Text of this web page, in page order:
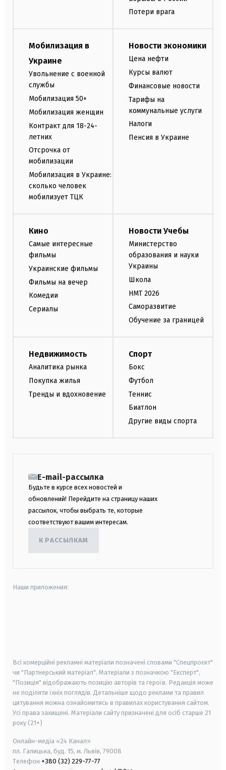
Потери врага
Мобилизация в
Украине
Увольнение с военной
службы
Мобилизация 50+
Мобилизация женщин
Контракт для 18-24-
летних
Отсрочка от
мобилизации
Мобилизация в Украине:
сколько человек
мобилизует ТЦК
Новости экономики
Цена нефти
Курсы валют
Финансовые новости
Тарифы на
коммунальные услуги
Налоги
Пенсия в Украине
Кино
Самые интересные
фильмы
Украинские фильмы
Фильмы на вечер
Комедии
Сериалы
Новости Учебы
Министерство
образования и науки
Украины
Школа
НМТ 2026
Саморазвитие
Обучение за границей
Недвижимость
Аналитика рынка
Покупка жилья
Тренды и вдохновение
Спорт
Бокс
Футбол
Теннис
Биатлон
Другие виды спорта
E-mail-рассылка
Будьте в курсе всех новостей и
обновлений! Перейдите на страницу наших
рассылок, чтобы выбрать те, которые
соответствуют вашим интересам.
К РАССЫЛКАМ
Наши приложения:
Всі комерційні рекламні матеріали позначені словами "Спецпроєкт"
чи "Партнерський матеріал". Матеріали з позначкою "Експерт",
"Позиція" відображають позицію авторів та героїв. Редакція може
не поділяти їхніх поглядів. Детальніше щодо реклами та правил
цитування можна ознайомитись в правилах користування сайтом.
Усі права захищені. Матеріали сайту призначені для осіб старше 21
року (21+)
Онлайн-медіа «24 Канал»
пл. Галицька, буд. 15, м. Львів, 79008
Телефон +380 (32) 229-77-77